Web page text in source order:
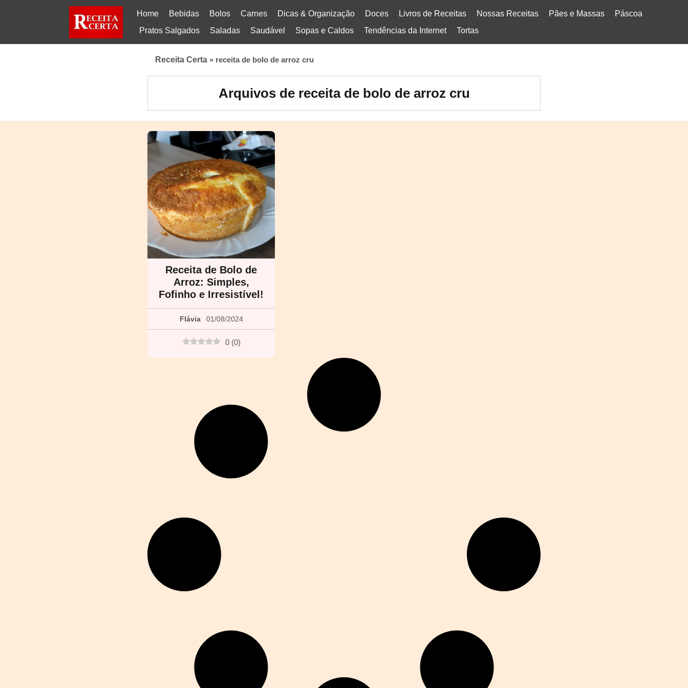
Home Bebidas Bolos Carnes Dicas & Organização Doces Livros de Receitas Nossas Receitas Pães e Massas
Páscoa
Pratos Salgados
Saladas Saudável Sopas e Caldos Tendências da Internet Tortas
Receita Certa » receita de bolo de arroz cru
Arquivos de receita de bolo de arroz cru
Receita de Bolo de
Arroz: Simples,
Fofinho e Irresistível!
Flávia 01/08/2024
0 (0)